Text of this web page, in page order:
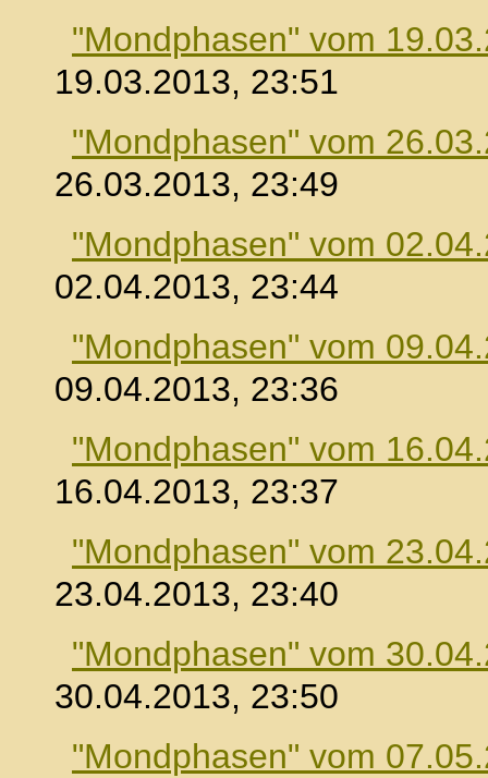
"Mondphasen" vom
19.03.2013, 23:51
"Mondphasen" vom
26.03.2013, 23:49
"Mondphasen" vom
02.04.2013, 23:44
"Mondphasen" vom
09.04.2013, 23:36
"Mondphasen" vom
16.04.2013, 23:37
"Mondphasen" vom
23.04.2013, 23:40
"Mondphasen" vom
30.04.2013, 23:50
"Mondphasen" vom